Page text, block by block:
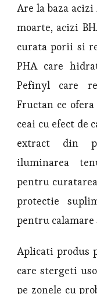
Are la baza
moarte, acizi
curata porii si
PHA care
Pefinyl care
Fructan ce
ceai cu efect de
extract din
iluminarea
pentru
protectie
pentru calamare
Aplicati produs
care stergeti
pe zonele cu